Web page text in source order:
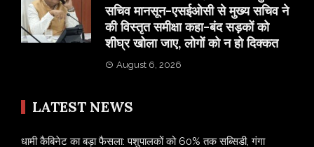
सचिव मानसून-एसईओसी से मुख्य सचिव ने
की विस्तृत समीक्षा कहा-बंद सड़कों को
शीघ्र खोला जाए, लोगों को न हो दिक्कत
August 6, 2026
LATEST NEWS
​धामी कैबिनेट का बड़ा फैसला: पशुपालकों को 60% तक सब्सिडी, गंगा